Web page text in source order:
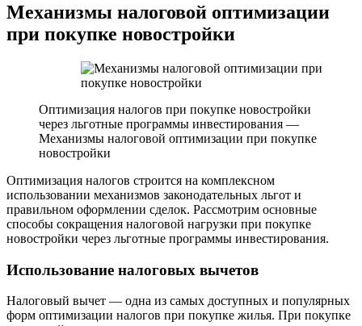
Механизмы налоговой оптимизации
при покупке новостройки
Оптимизация налогов при покупке новостройки
через льготные программы инвестирования —
Механизмы налоговой оптимизации при покупке
новостройки
Оптимизация налогов строится на комплексном
использовании механизмов законодательных льгот и
правильном оформлении сделок. Рассмотрим основные
способы сокращения налоговой нагрузки при покупке
новостройки через льготные программы инвестирования.
Использование налоговых вычетов
Налоговый вычет — одна из самых доступных и популярных
форм оптимизации налогов при покупке жилья. При покупке